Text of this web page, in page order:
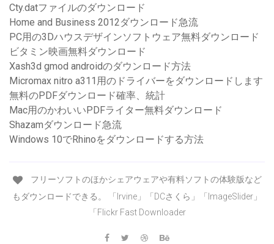
Cty.datファイルのダウンロード
Home and Business 2012ダウンロード急流
PC用の3Dハウスデザインソフトウェア無料ダウンロード
ビタミン映画無料ダウンロード
Xash3d gmod androidのダウンロード方法
Micromax nitro a311用のドライバーをダウンロードします
無料のPDFダウンロード確率、統計
Mac用のかわいいPDFライター無料ダウンロード
Shazamダウンロード急流
Windows 10でRhinoをダウンロードする方法
フリーソフトのほかシェアウェアや有料ソフトの体験版など
もダウンロードできる。 「Irvine」「DCさくら」「ImageSlider」
「Flickr Fast Downloader